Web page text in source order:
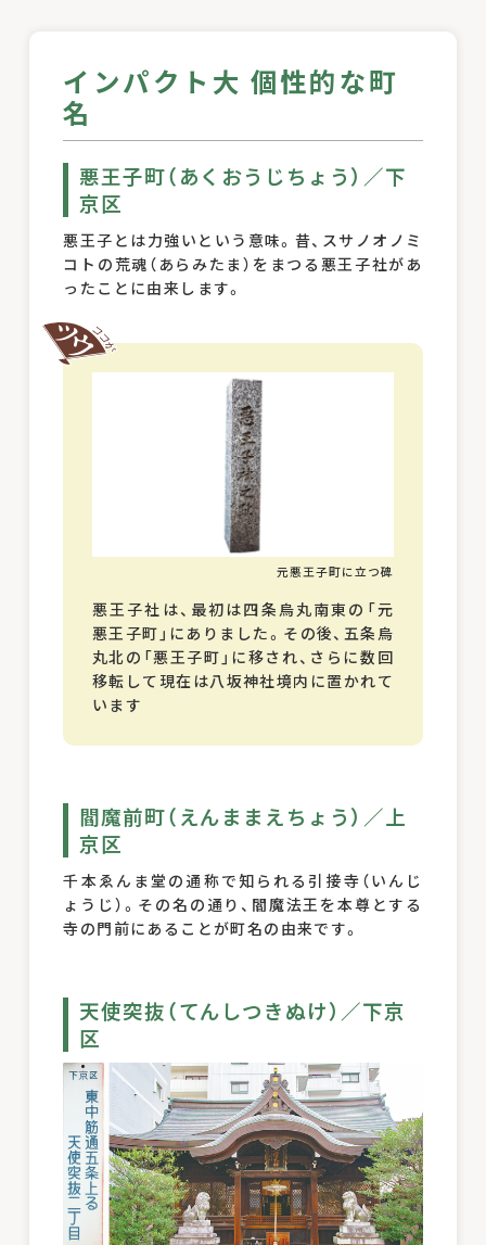
インパクト大 個性的な町
名
悪王子町（あくおうじちょう）／下
京区
悪王子とは力強いという意味。昔、スサノオノミ
コトの荒魂（あらみたま）をまつる悪王子社があ
ったことに由来します。
元悪王子町に立つ碑
悪王子社は、最初は四条烏丸南東の「元
悪王子町」にありました。その後、五条烏
丸北の「悪王子町」に移され、さらに数回
移転して現在は八坂神社境内に置かれて
います
閻魔前町（えんままえちょう）／上
京区
千本ゑんま堂の通称で知られる引接寺（いんじ
ょうじ）。その名の通り、閻魔法王を本尊とする
寺の門前にあることが町名の由来です。
天使突抜（てんしつきぬけ）／下京
区